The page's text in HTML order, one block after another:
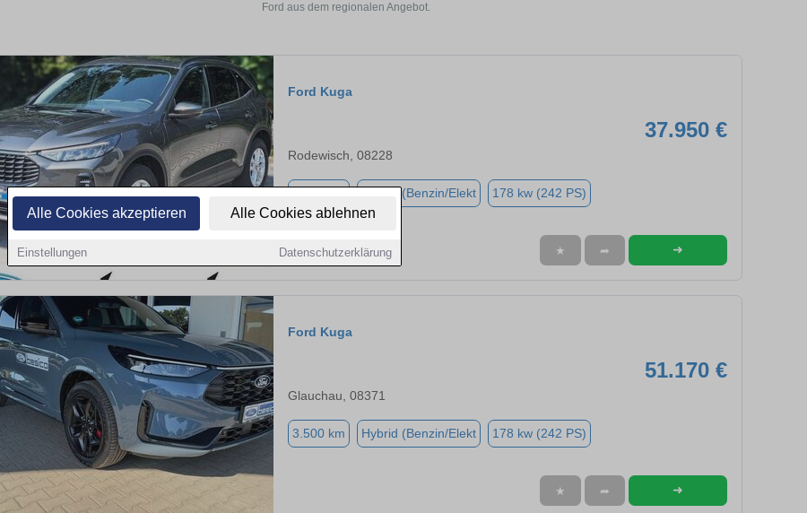
Alle Cookies akzeptieren Alle Cookies ablehnen
Einstellungen Datenschutzerklärung
Ford aus dem regionalen Angebot.
Ford Kuga
37.950 €
Rodewisch, 08228
Hybrid (Benzin/Elekt 178 kw (242 PS)
★ ➦ ➜
Ford Kuga
51.170 €
Glauchau, 08371
3.500 km Hybrid (Benzin/Elekt 178 kw (242 PS)
★ ➦ ➜